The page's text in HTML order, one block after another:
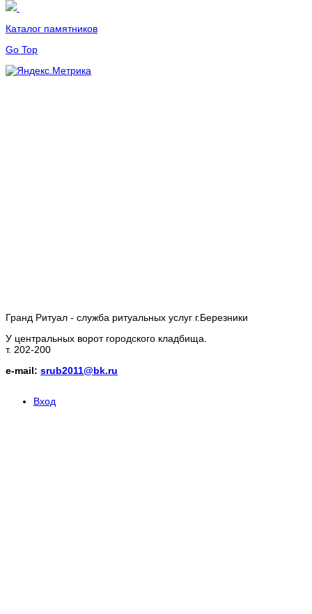
Каталог памятников
Гранд Ритуал - служба ритуальных услуг г.Березники
У центральных ворот городского кладбища.
т. 202-200
e-mail: srub2011@bk.ru
Вход
Go Top